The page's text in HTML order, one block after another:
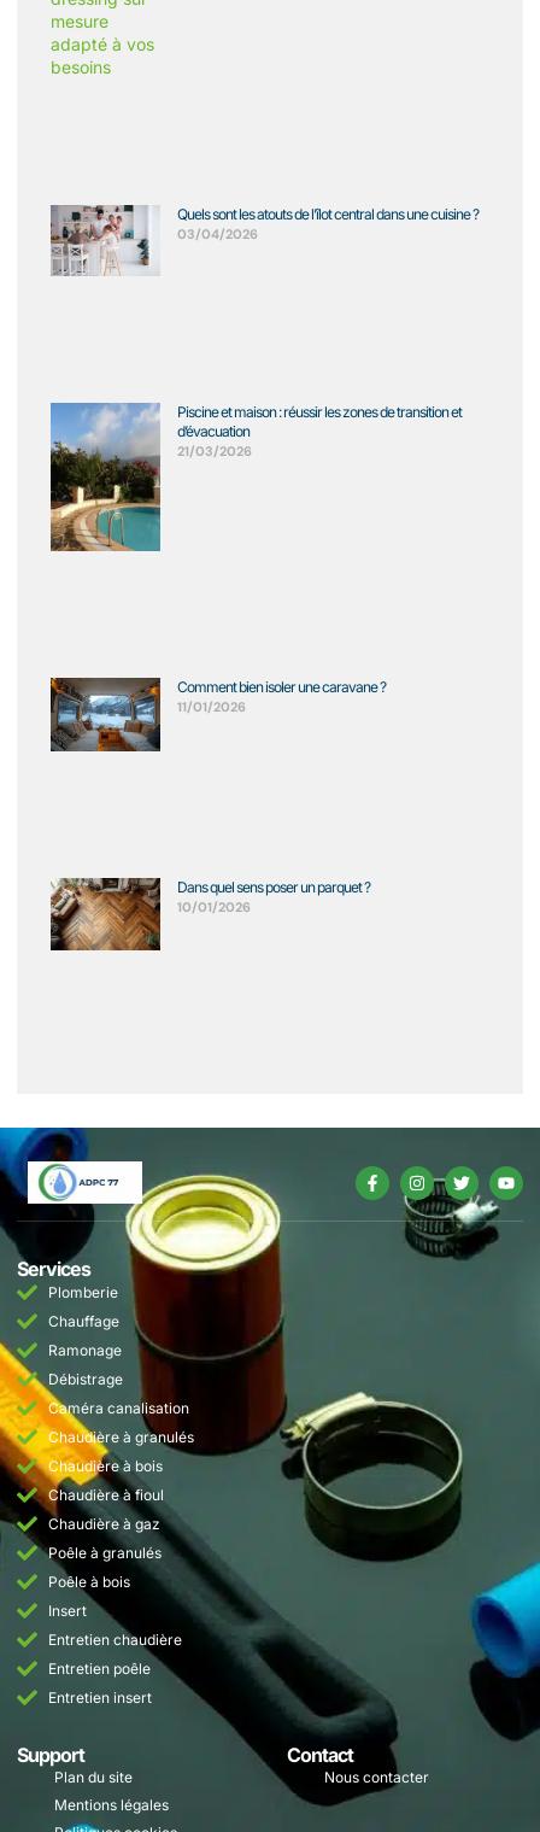
Quels sont les atouts de l’îlot central dans une cuisine ?
03/04/2026
Piscine et maison : réussir les zones de transition et
d’évacuation
21/03/2026
Comment bien isoler une caravane ?
11/01/2026
Dans quel sens poser un parquet ?
10/01/2026
Services
Plomberie
Chauffage
Ramonage
Débistrage
Caméra canalisation
Chaudière à granulés
Chaudière à bois
Chaudière à fioul
Chaudière à gaz
Poêle à granulés
Poêle à bois
Insert
Entretien chaudière
Entretien poêle
Entretien insert
Support
Plan du site
Mentions légales
Contact
Nous contacter